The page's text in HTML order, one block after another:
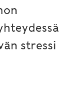
stressi